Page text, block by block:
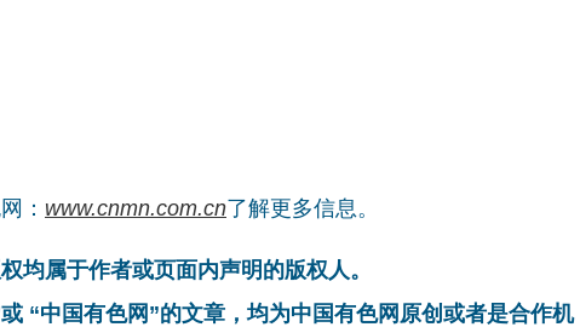
： www.cnmn.com.cn了解更多信息。
均属于作者或页面内声明的版权人。
“中国有色网”的文章，均为中国有色网原创或者是合作机